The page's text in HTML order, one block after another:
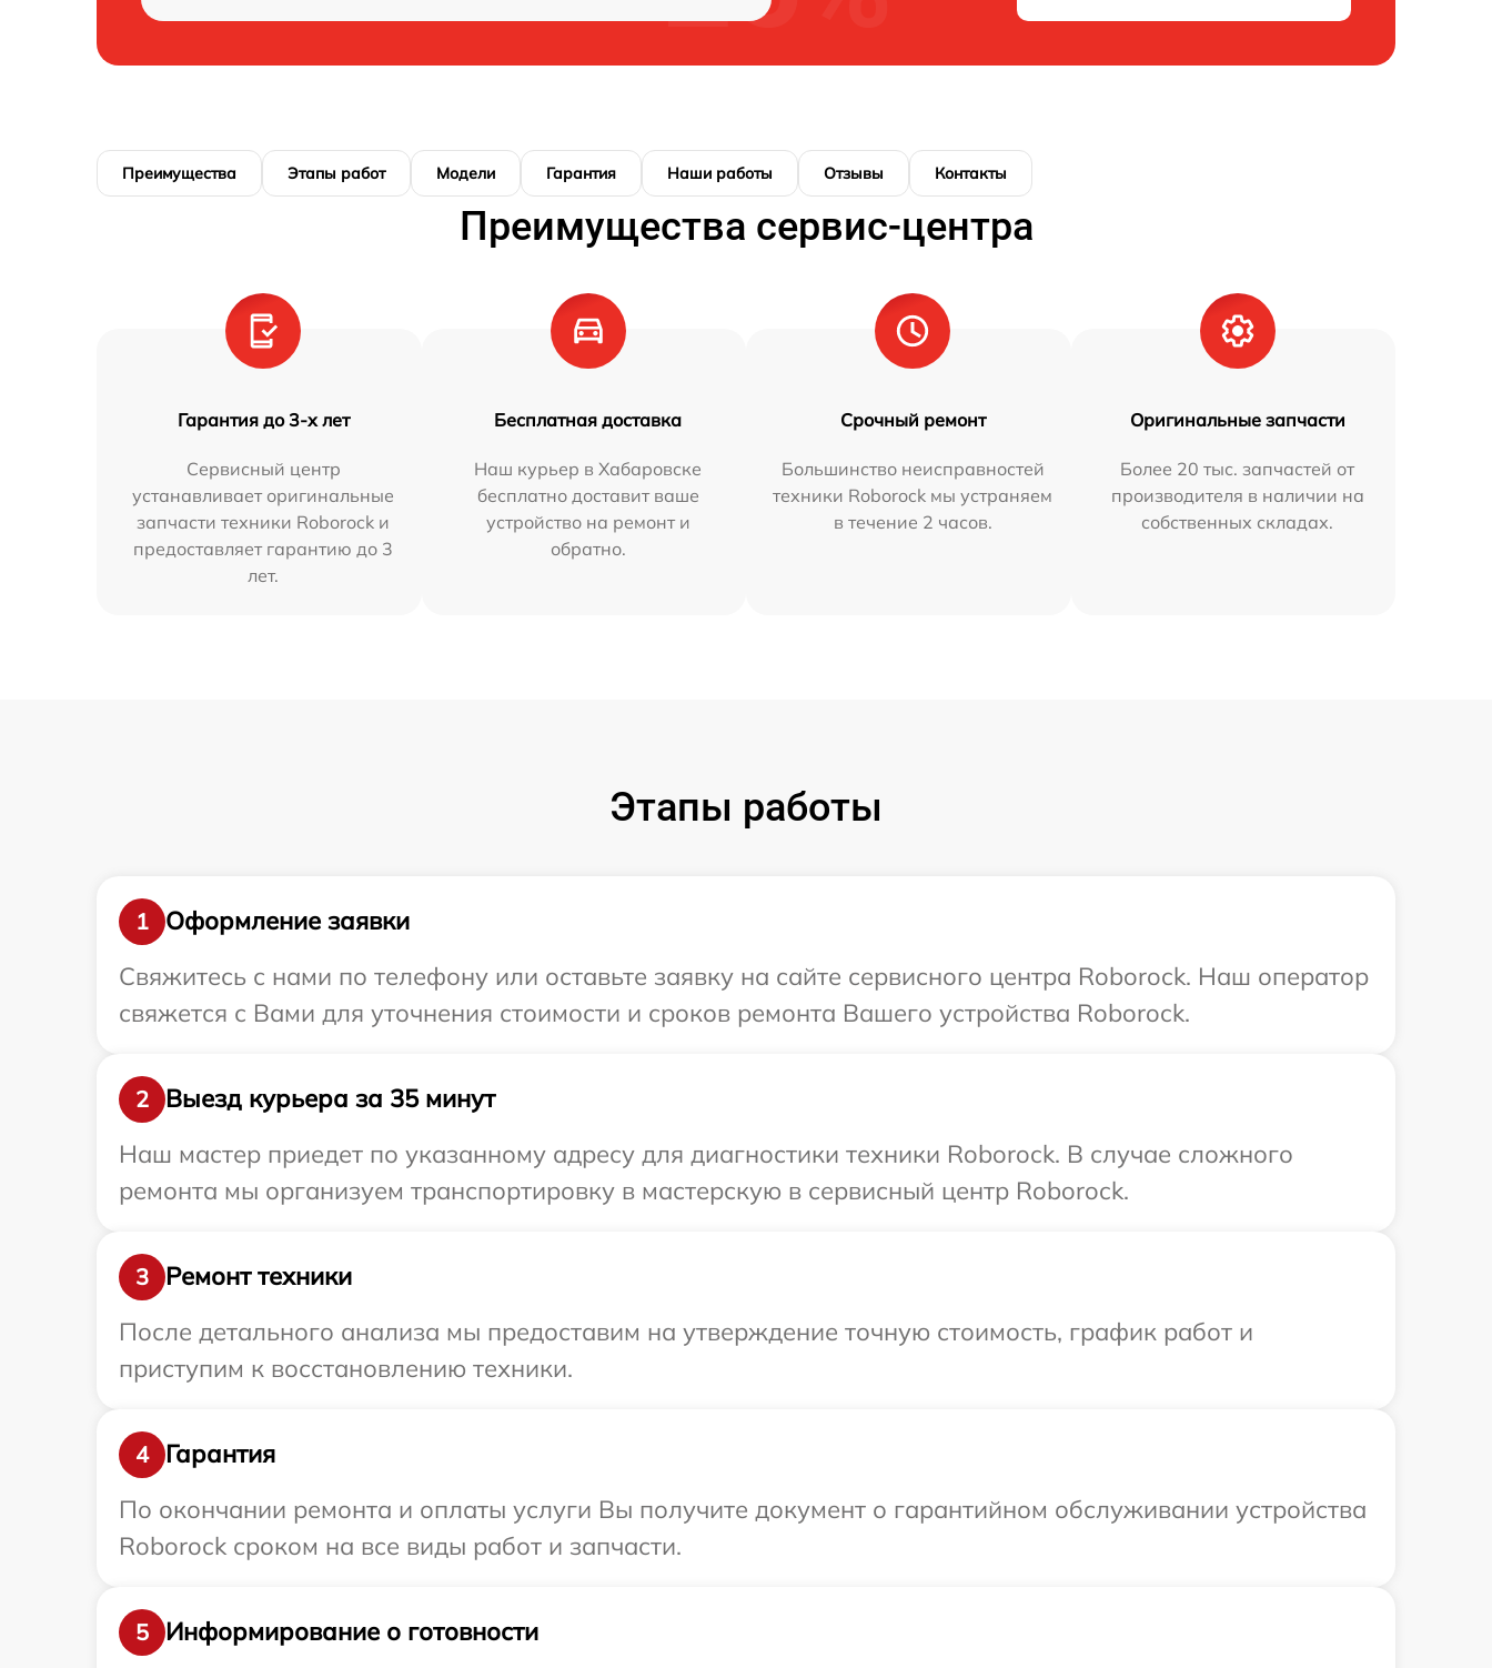
Преимущества Этапы работ Модели Гарантия Наши работы Отзывы Контакты
Преимущества сервис-центра
Гарантия до 3-х лет
Сервисный центр
устанавливает оригинальные
запчасти техники Roborock и
предоставляет гарантию до 3
лет.
Бесплатная доставка
Наш курьер в Хабаровске
бесплатно доставит ваше
устройство на ремонт и
обратно.
Срочный ремонт
Большинство неисправностей
техники Roborock мы устраняем
в течение 2 часов.
Оригинальные запчасти
Более 20 тыс. запчастей от
производителя в наличии на
собственных складах.
Этапы работы
1
Оформление заявки
Свяжитесь с нами по телефону или оставьте заявку на сайте сервисного центра Roborock. Наш оператор
свяжется с Вами для уточнения стоимости и сроков ремонта Вашего устройства Roborock.
2
Выезд курьера за 35 минут
Наш мастер приедет по указанному адресу для диагностики техники Roborock. В случае сложного
ремонта мы организуем транспортировку в мастерскую в сервисный центр Roborock.
3
Ремонт техники
После детального анализа мы предоставим на утверждение точную стоимость, график работ и
приступим к восстановлению техники.
4
Гарантия
По окончании ремонта и оплаты услуги Вы получите документ о гарантийном обслуживании устройства
Roborock сроком на все виды работ и запчасти.
5
Информирование о готовности